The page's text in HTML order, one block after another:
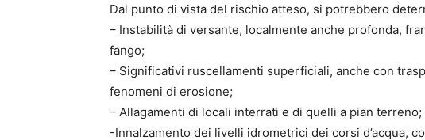
Dal punto di vista del rischio atteso, si potrebbero
– Instabilità di versante, localmente anche profonda,
fango;
– Significativi ruscellamenti superficiali, anche con
fenomeni di erosione;
– Allagamenti di locali interrati e di quelli a pian terreno;
-Innalzamento dei livelli idrometrici dei corsi d’acqua,